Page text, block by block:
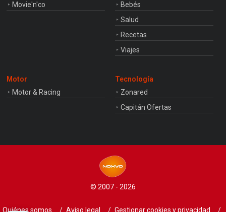
Movie'n'co
Bebés
Salud
Recetas
Viajes
Motor
Motor & Racing
Tecnología
Zonared
Capitán Ofertas
© 2007 - 2026
Quiénes somos Aviso legal Gestionar cookies y privacidad